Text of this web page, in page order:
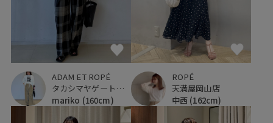
ADAM ET ROPÉ
タカシマヤゲートタワーモール
mariko (160cm)
ROPÉ
天満屋岡山店
中西 (162cm)